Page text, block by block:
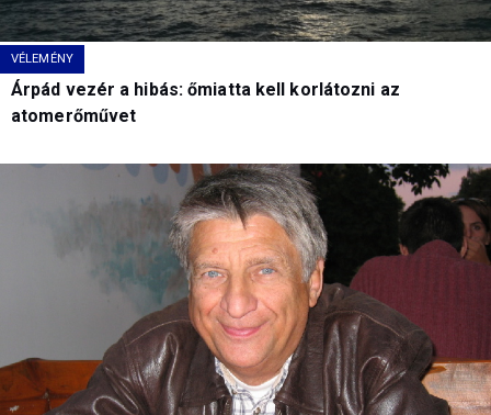
VÉLEMÉNY
Árpád vezér a hibás: őmiatta kell korlátozni az
atomerőművet